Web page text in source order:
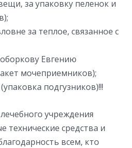
за упаковку пеленок и
за теплое, связанное с
Евгению
мочеприемников);
подгузников)!!!
учреждения
технические средства и
всем, кто